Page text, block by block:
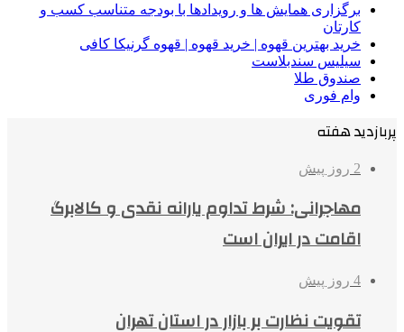
برگزاری همایش ها و رویدادها با بودجه متناسب کسب و
کارتان
خرید بهترین قهوه | خرید قهوه | قهوه گرنیکا کافی
سیلیس سندبلاست
صندوق طلا
وام فوری
پربازدید هفته
2 روز پیش
مهاجرانی: شرط تداوم یارانه نقدی و کالابرگ
اقامت در ایران است
4 روز پیش
تقویت نظارت بر بازار در استان تهران